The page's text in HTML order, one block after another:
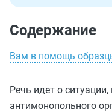
Содержание
Вам в помощь
Речь идет о
антимонопольного